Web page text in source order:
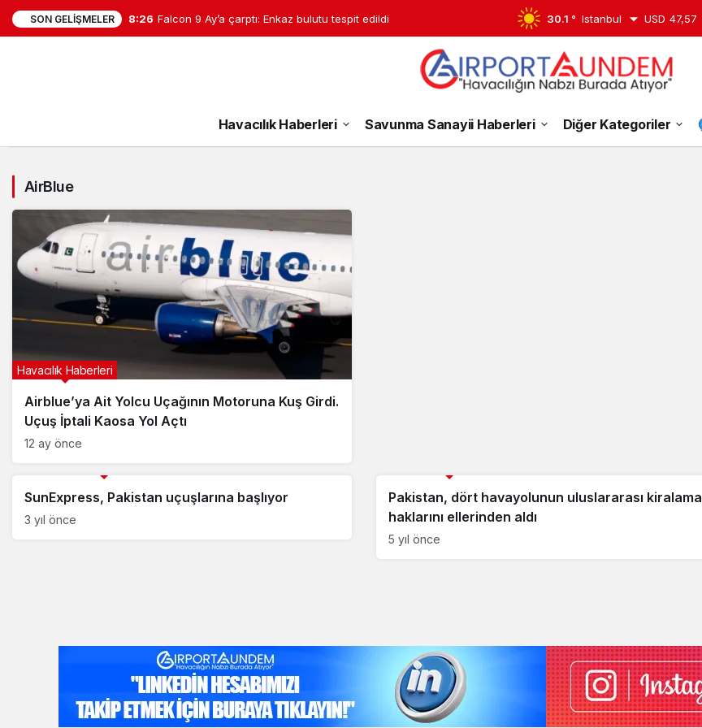
SON GELIŞMELER 8:26 Falcon 9 Ay’a çarptı: Enkaz bulutu tespit edildi 30.1 ° Istanbul USD 47,57
AirBlue
Haberleri
Havacılık Haberleri Savunma Sanayii Haberleri Diğer Kategoriler
AirBlue
Airblue’ya Ait Yolcu Uçağının Motoruna Kuş Girdi.
Uçuş İptali Kaosa Yol Açtı
Havacılık Haberleri
12 ay önce
SunExpress, Pakistan uçuşlarına başlıyor
3 yıl önce
Pakistan, dört havayolunun uluslararası kiralama
haklarını ellerinden aldı
5 yıl önce